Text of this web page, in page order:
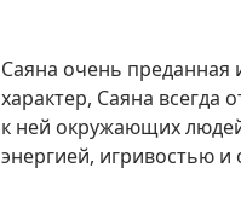
Саяна очень преданная
характер, Саяна
к ней окружающих
энергией, игривостью